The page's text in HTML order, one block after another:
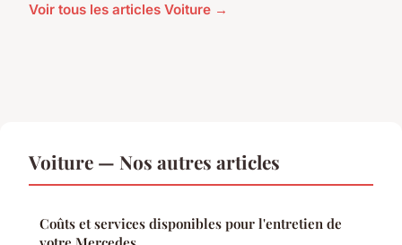
Voir tous les articles Voiture →
Voiture — Nos autres articles
Coûts et services disponibles pour l'entretien de